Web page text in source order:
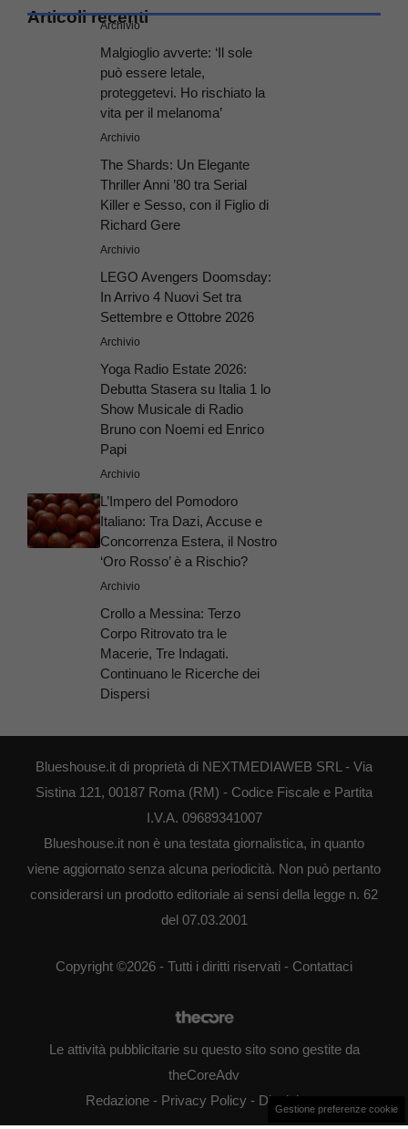
Articoli recenti
Archivio
Malgioglio avverte: ‘Il sole
può essere letale,
proteggetevi. Ho rischiato la
vita per il melanoma’
Archivio
The Shards: Un Elegante
Thriller Anni ’80 tra Serial
Killer e Sesso, con il Figlio di
Richard Gere
Archivio
LEGO Avengers Doomsday:
In Arrivo 4 Nuovi Set tra
Settembre e Ottobre 2026
Archivio
Yoga Radio Estate 2026:
Debutta Stasera su Italia 1 lo
Show Musicale di Radio
Bruno con Noemi ed Enrico
Papi
Archivio
L’Impero del Pomodoro
Italiano: Tra Dazi, Accuse e
Concorrenza Estera, il Nostro
‘Oro Rosso’ è a Rischio?
Archivio
Crollo a Messina: Terzo
Corpo Ritrovato tra le
Macerie, Tre Indagati.
Continuano le Ricerche dei
Dispersi
Blueshouse.it di proprietà di NEXTMEDIAWEB SRL - Via
Sistina 121, 00187 Roma (RM) - Codice Fiscale e Partita
I.V.A. 09689341007
Blueshouse.it non è una testata giornalistica, in quanto
viene aggiornato senza alcuna periodicità. Non può pertanto
considerarsi un prodotto editoriale ai sensi della legge n. 62
del 07.03.2001
Copyright ©2026 - Tutti i diritti riservati - Contattaci
Le attività pubblicitarie su questo sito sono gestite da
theCoreAdv
Redazione - Privacy Policy - Disclaimer
Gestione preferenze cookie